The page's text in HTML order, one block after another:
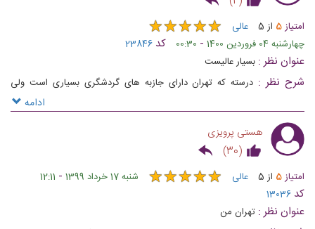
کوشک احمد شاهی در کاخ نیاوران
تهران
کافه لقانطه تهران
امتیاز5 از 5 عالی ★★★★★
★★★★★
چهارشنبه 04 فروردین 1400 -
00:30 کد 23846
عنوان نظر : بسیار عالیست
شرح نظر : درسته که تهران دارای جازبه های گردشگری بسیاری است ولی
متاسفانه اصلا تبلیغی از بابت شناسایی و شناختن آنها به مردم هیچ کاری نشده
ادامه
هستی پرویزی
(
30
)
امتیاز5 از 5 عالی ★★★★★
★★★★★ شنبه 17 خرداد 1399 -
12:11
کد 13036
عنوان نظر : تهران من‌